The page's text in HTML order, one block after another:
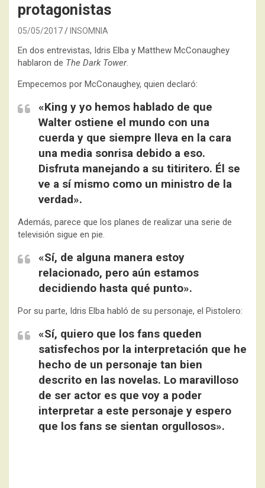
protagonistas
05/05/2017 INSOMNIA
En dos entrevistas, Idris Elba y Matthew McConaughey
hablaron de The Dark Tower.
Empecemos por McConaughey, quien declaró:
«King y yo hemos hablado de que
Walter ostiene el mundo con una
cuerda y que siempre lleva en la cara
una media sonrisa debido a eso.
Disfruta manejando a su titiritero. Él se
ve a sí mismo como un ministro de la
verdad».
Además, parece que los planes de realizar una serie de
televisión sigue en pie.
«Sí, de alguna manera estoy
relacionado, pero aún estamos
decidiendo hasta qué punto».
Por su parte, Idris Elba habló de su personaje, el Pistolero:
«Sí, quiero que los fans queden
satisfechos por la interpretación que he
hecho de un personaje tan bien
descrito en las novelas. Lo maravilloso
de ser actor es que voy a poder
interpretar a este personaje y espero
que los fans se sientan orgullosos».